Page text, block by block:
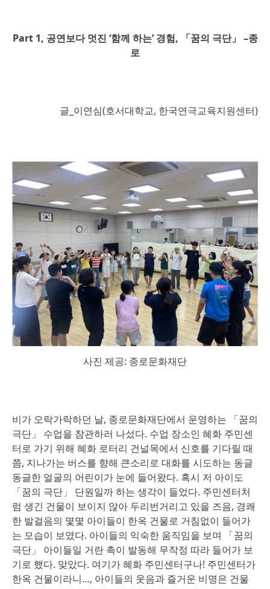
Part 1, 공연보다 멋진 ‘함께 하는’경험, 「꿈의 극단」 –종
로
글_이연심(호서대학교, 한국연극교육지원센터)
사진 제공: 종로문화재단
비가 오락가락하던 날, 종로문화재단에서 운영하는 「꿈의
극단」 수업을 참관하러 나섰다. 수업 장소인 혜화 주민센
터로 가기 위해 혜화 로터리 건널목에서 신호를 기다릴 때
쯤, 지나가는 버스를 향해 큰소리로 대화를 시도하는 동글
동글한 얼굴의 어린이가 눈에 들어왔다. 혹시 저 아이도
「꿈의 극단」 단원일까 하는 생각이 들었다. 주민센터처
럼 생긴 건물이 보이지 않아 두리번거리고 있을 즈음, 경쾌
한 발걸음의 몇몇 아이들이 한옥 건물로 거침없이 들어가
는 모습이 보였다. 아이들의 익숙한 움직임을 보며 「꿈의
극단」 아이들일 거란 촉이 발동해 무작정 따라 들어가 보
기로 했다. 맞았다. 여기가 혜화 주민센터구나! 주민센터가
한옥 건물이라니…, 아이들의 웃음과 즐거운 비명은 건물